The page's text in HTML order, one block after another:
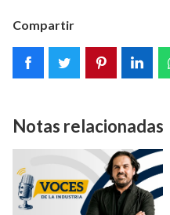
Compartir
Notas relacionadas